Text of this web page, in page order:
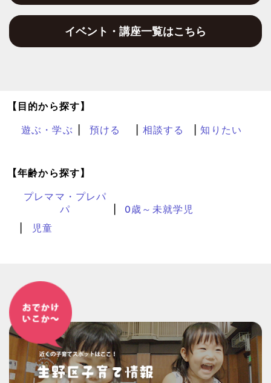
イベント・講座一覧はこちら
【目的から探す】
遊ぶ・学ぶ 預ける 相談する 知りたい
【年齢から探す】
プレママ・プレパ
パ
0歳～未就学児
児童